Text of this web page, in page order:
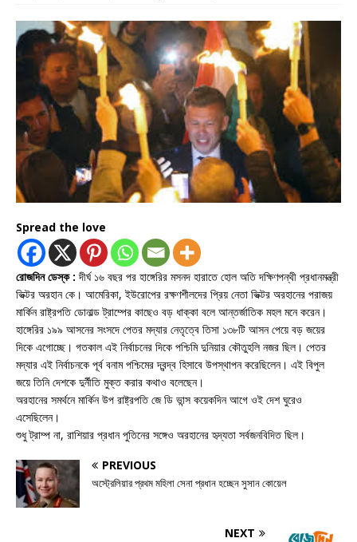
Spread the love
রোজদিন ডেস্ক : দীর্ঘ ১৬ বছর পর হাঙ্গেরির মসনদ হারাতে হোল অতি দক্ষিণপন্থী প্রধানমন্ত্রী
ভিক্টর অরহান কে। আমেরিকা, ইউরোপের রক্ষণশীলদের প্রিয় নেতা ভিক্টর অরহানের পরাজয়
মার্কিন রাষ্ট্রপতি ডোনাল্ড ট্রাম্পের কাছেও বড় ধাক্কা বলে আন্তর্জাতিক মহল মনে করেন।
হাঙ্গেরির ১৯৯ আসনের সংসদে পেতর মদ্যার নেতৃত্বে তিসা ১৩৮টি আসন পেয়ে বড় জয়ের
দিকে এগোচ্ছে। গতকাল এই নির্বাচনের দিকে পশ্চিমি দুনিয়ার কৌতুহলি নজর ছিল। পেতর
মদ্যার এই নির্বাচনকে পূর্ব বনাম পশ্চিমের দ্বন্দ্ব হিসাবে উপস্থাপন করেছিলেন। এই বিপুল
জয়ে তিনি দেশকে দুর্নীতি মুক্ত করার কথাও বলেছেন।
অরহানের সমর্থনে মার্কিন উপ রাষ্ট্রপতি জে ডি ভান্স কয়েকদিন আগে ওই দেশ ঘুরেও
এসেছিলেন।
শুধু ট্রাম্প না, রাশিয়ার প্রধান পুতিনের সঙ্গেও অরহানের হৃদ্যতা সর্বজনবিদিত ছিল।
PREVIOUS
অস্ট্রেলিয়ার প্রথম মহিলা সেনা প্রধান হচ্ছেন সুসান কোয়েল
NEXT